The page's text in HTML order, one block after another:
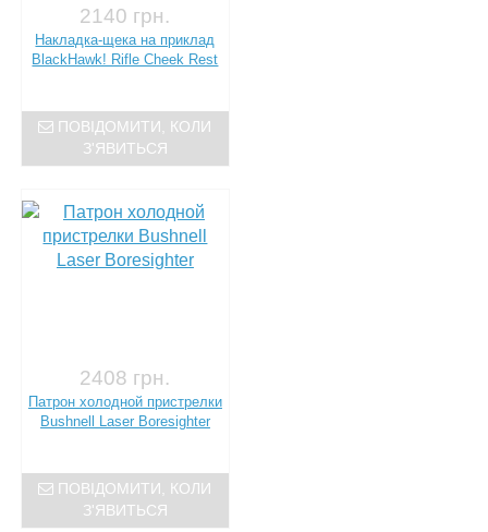
2140 грн.
Накладка-щека на приклад
BlackHawk! Rifle Cheek Rest
ПОВІДОМИТИ, КОЛИ
З'ЯВИТЬСЯ
2408 грн.
Патрон холодной пристрелки
Bushnell Laser Boresighter
ПОВІДОМИТИ, КОЛИ
З'ЯВИТЬСЯ